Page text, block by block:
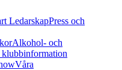
LedarskapPress och
Alkohol- och
klubbinformation
Våra